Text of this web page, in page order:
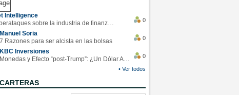
Intelligence
Los ciberataques sobre la industria de finanzas se han duplicado este año
0
Manuel Soria
7 Razones para ser alcista en las bolsas
0
KBC Inversiones
Monedas y Efecto “post-Trump”: ¿Un Dólar Americano operando en rangos?
0
• Ver todos